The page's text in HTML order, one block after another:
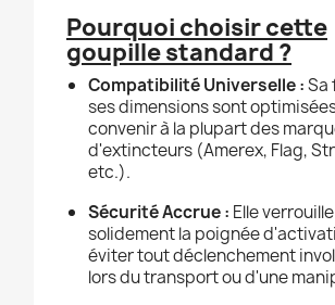
Pourquoi choisir cette
goupille standard ?
Compatibilité Universelle :Sa
ses dimensions sont
convenir à la plupart des
d'extincteurs (Amerex, Flag,
etc.).
Sécurité Accrue : Elle verrouille
solidement la poignée
éviter tout déclenchement
lors du transport ou d'une